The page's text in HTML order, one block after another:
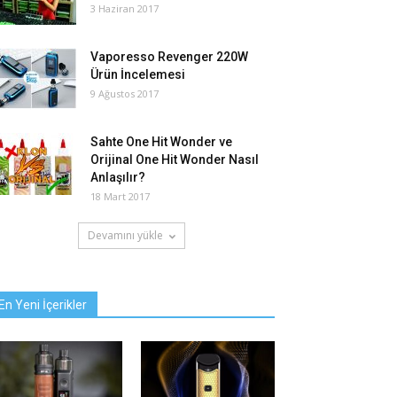
3 Haziran 2017
Vaporesso Revenger 220W
Ürün İncelemesi
9 Ağustos 2017
Sahte One Hit Wonder ve
Orijinal One Hit Wonder Nasıl
Anlaşılır?
18 Mart 2017
Devamını yükle
Yeni İçerikler